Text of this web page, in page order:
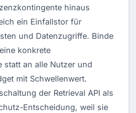
hinaus
ein Einfallstor für
und Datenzugriffe. Binde
konkrete
statt an alle Nutzer und
mit Schwellenwert.
der Retrieval API als
Entscheidung, weil sie